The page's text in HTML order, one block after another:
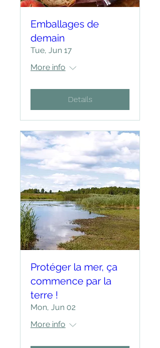
Emballages de
demain
Tue, Jun 17
More info
Details
Protéger la mer, ça
commence par la
terre !
Mon, Jun 02
More info